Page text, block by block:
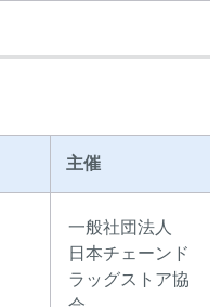
主催
一般社団法人
日本チェーンド
ラッグストア協